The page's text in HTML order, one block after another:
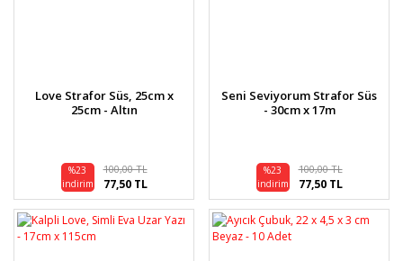
Love Strafor Süs, 25cm x
25cm - Altın
%23
indirim
100,00 TL
77,50 TL
Seni Seviyorum Strafor Süs
- 30cm x 17m
%23
indirim
100,00 TL
77,50 TL